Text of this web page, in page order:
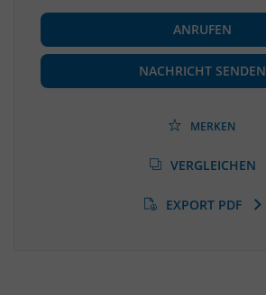
BESCHÄFTIGUNG
Beschäftigte
(Landkreis / Kreisfreie Stadt)
(Landkreis / Kreisfreie Stadt)
(Stand: 01/2020)
ANRUFEN
NACHRICHT SENDEN
MERKEN
VERGLEICHEN
EXPORT PDF